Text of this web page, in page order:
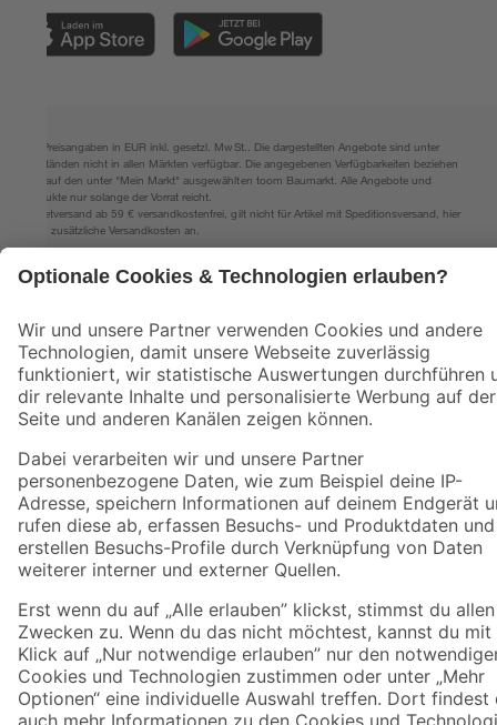
Alle Preisangaben in EUR inkl. gesetzl. MwSt.. Die dargestellten Angebote sind unter
Umständen nicht in allen Märkten verfügbar. Die angegebenen Verfügbarkeiten beziehen
sich auf den unter "Mein Markt" ausgewählten toom Baumarkt. Alle Angebote und
Produkte nur solange der Vorrat reicht.
*Paketversand ab 59 € versandkostenfrei, gilt nicht für Artikel mit Speditionsversand, hier
fallen zusätzliche Versandkosten an.
Datenschutz Privatsphäre Impressum
AGB
Barrierefreiheit
© 2026 toom Baumarkt GmbH